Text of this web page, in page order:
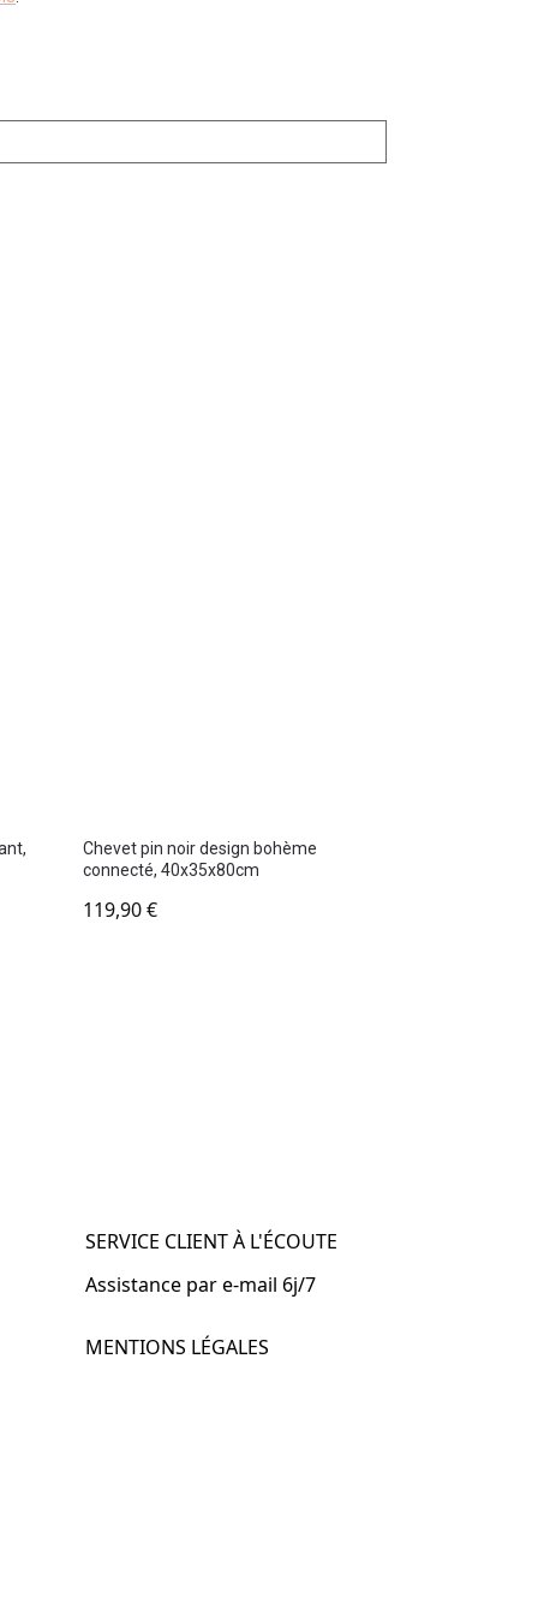
Chevet pin noir design bohème
connecté, 40x35x80cm
119,90€
SERVICE CLIENT À L'ÉCOUTE
Assistance par e-mail 6j/7
MENTIONS LÉGALES